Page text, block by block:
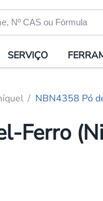
SERVIÇO
NBN4358 Pó
Ferro